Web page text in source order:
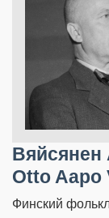
Вяйсянен
Otto Aapo
Финский